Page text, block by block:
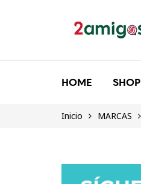
HOME SHOP
Inicio MARCAS